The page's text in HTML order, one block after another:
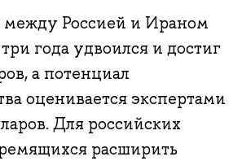
между Россией и Ираном
года удвоился и достиг
а потенциал
оценивается экспертами
Для российских
расширить